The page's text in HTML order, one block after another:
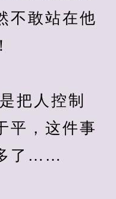
不敢站在他
人控制
平，这件事
了……